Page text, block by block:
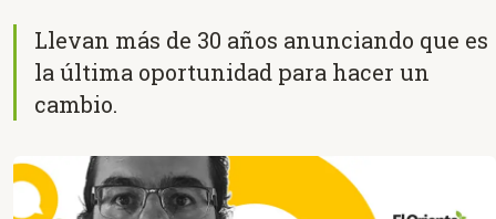
Llevan más de 30 años anunciando que es
la última oportunidad para hacer un
cambio.